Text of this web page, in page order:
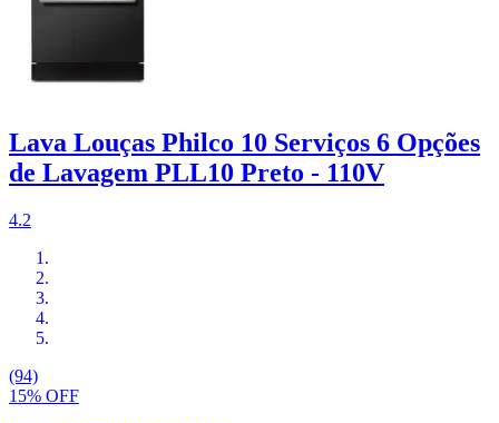
Lava Louças Philco 10 Serviços 6 Opções
de Lavagem PLL10 Preto - 110V
4.2
(94)
15% OFF